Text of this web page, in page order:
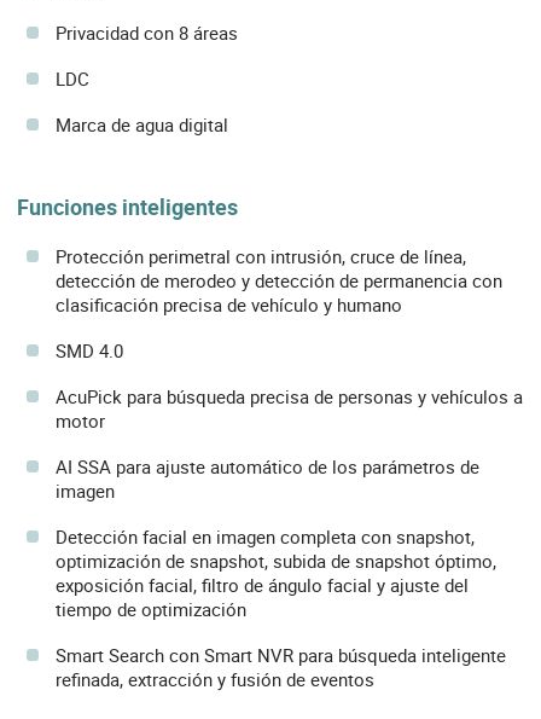
Privacidad con 8 áreas
LDC
Marca de agua digital
Funciones inteligentes
Protección perimetral con intrusión, cruce de línea,
detección de merodeo y detección de permanencia con
clasificación precisa de vehículo y humano
SMD 4.0
AcuPick para búsqueda precisa de personas y vehículos a
motor
AI SSA para ajuste automático de los parámetros de
imagen
Detección facial en imagen completa con snapshot,
optimización de snapshot, subida de snapshot óptimo,
exposición facial, filtro de ángulo facial y ajuste del
tiempo de optimización
Smart Search con Smart NVR para búsqueda inteligente
refinada, extracción y fusión de eventos